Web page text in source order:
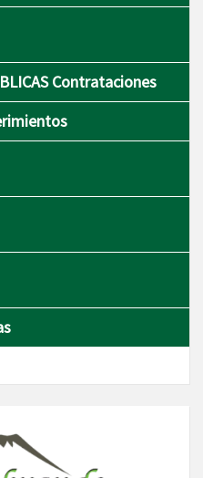
Contrataciones